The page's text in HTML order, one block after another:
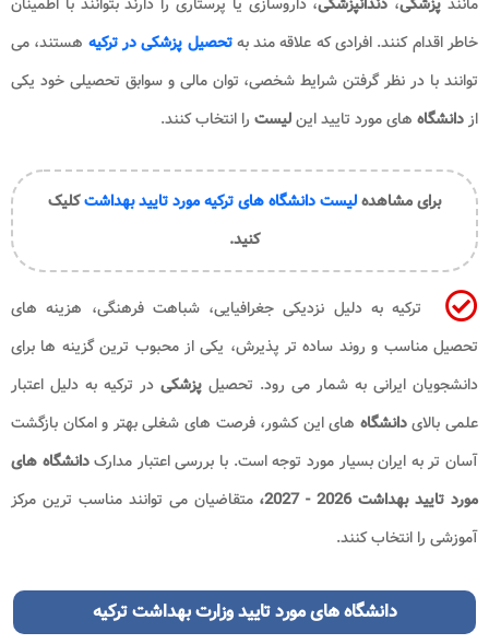
خاطر اقدام کنند. افرادی که علاقه مند بهتحصیل پزشکی در ترکیه هستند، می
توانند با در نظر گرفتن شرایط شخصی، توان مالی و سوابق تحصیلی خود یکی
ازدانشگاه های مورد تایید اینلیست را انتخاب کنند.
برای مشاهدهلیست دانشگاه های ترکیه مورد تایید بهداشتکلیک
کنید.
ترکیه به دلیل نزدیکی جغرافیایی، شباهت فرهنگی، هزینه های
تحصیل مناسب و روند ساده تر پذیرش، یکی از محبوب ترین گزینه ها برای
دانشجویان ایرانی به شمار می رود. تحصیل پزشکی در ترکیه به دلیل اعتبار
علمی بالایدانشگاه های این کشور، فرصت های شغلی بهتر و امکان بازگشت
آسان تر به ایران بسیار مورد توجه است. با بررسی اعتبار مدارکدانشگاه های
مورد تایید بهداشت 2026 - 2027،
متقاضیان می توانند مناسب ترین مرکز
آموزشی را انتخاب کنند.
دانشگاه های مورد تایید وزارت بهداشت ترکیه​